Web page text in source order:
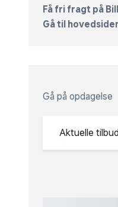
Få fri fragt på
Gå til
Gå på opdagelse
Aktuelle
priser
keyboard_arrow_left